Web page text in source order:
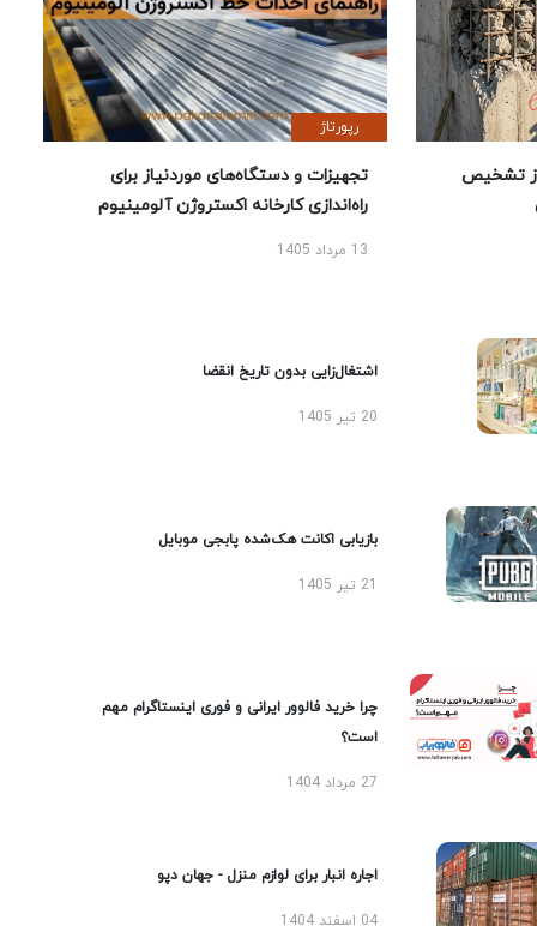
تشخیص
رپورتاژ
تجهیزات و دستگاه‌های موردنیاز برای
راه‌اندازی کارخانه اکستروژن آلومینیوم
13 مرداد 1405
اشتغال‌زایی بدون تاریخ انقضا
20 تیر 1405
بازیابی اکانت هک‌شده پابجی موبایل
چرا خرید فالوور ایرانی و فوری اینستاگرام مهم
است؟
27 مرداد 1404
اجاره انبار برای لوازم منزل - جهان دپو
04 اسفند 1404